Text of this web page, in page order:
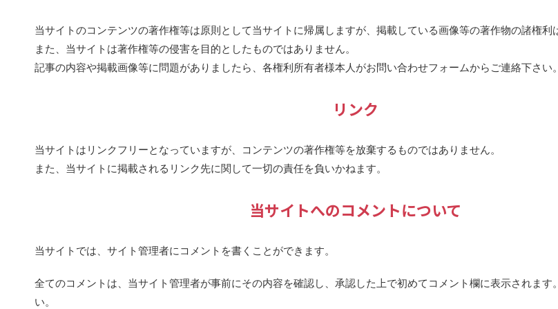
当サイトのコンテンツの著作権等は原則として当サイトに帰属しますが、掲載している画像等の著作物の諸権利
また、当サイトは著作権等の侵害を目的としたものではありません。
記事の内容や掲載画像等に問題がありましたら、各権利所有者様本人がお問い合わせフォームからご連絡下さい。
リンク
当サイトはリンクフリーとなっていますが、コンテンツの著作権等を放棄するものではありません。
また、当サイトに掲載されるリンク先に関して一切の責任を負いかねます。
当サイトへのコメントについて
当サイトでは、サイト管理者にコメントを書くことができます。
全てのコメントは、当サイト管理者が事前にその内容を確認し、承認した上で初めてコメント欄に表示されます
い。